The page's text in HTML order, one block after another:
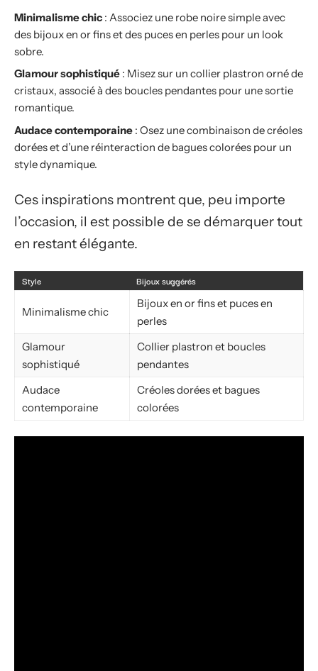
Minimalisme chic : Associez une robe noire simple avec
des bijoux en or fins et des puces en perles pour un look
sobre.
Glamour sophistiqué : Misez sur un collier plastron orné de
cristaux, associé à des boucles pendantes pour une sortie
romantique.
Audace contemporaine : Osez une combinaison de créoles
dorées et d’une réinteraction de bagues colorées pour un
style dynamique.
Ces inspirations montrent que, peu importe
l’occasion, il est possible de se démarquer tout
en restant élégante.
Style Bijoux suggérés
Minimalisme chic
Bijoux en or fins et puces en
perles
Glamour
sophistiqué
Collier plastron et boucles
pendantes
Audace
contemporaine
Créoles dorées et bagues
colorées